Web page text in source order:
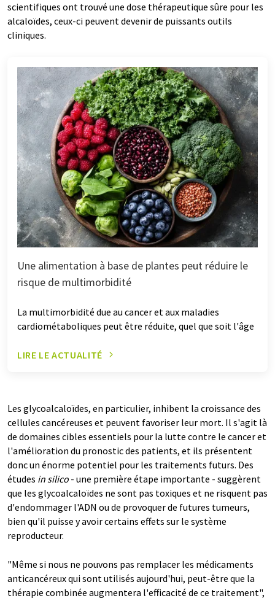
scientifiques ont trouvé une dose thérapeutique sûre pour les
alcaloïdes, ceux-ci peuvent devenir de puissants outils
cliniques.
Une alimentation à base de plantes peut réduire le
risque de multimorbidité
La multimorbidité due au cancer et aux maladies
cardiométaboliques peut être réduite, quel que soit l'âge
LIRE LE ACTUALITÉ
Les glycoalcaloïdes, en particulier, inhibent la croissance des
cellules cancéreuses et peuvent favoriser leur mort. Il s'agit là
de domaines cibles essentiels pour la lutte contre le cancer et
l'amélioration du pronostic des patients, et ils présentent
donc un énorme potentiel pour les traitements futurs. Des
études in silico - une première étape importante - suggèrent
que les glycoalcaloïdes ne sont pas toxiques et ne risquent pas
d'endommager l'ADN ou de provoquer de futures tumeurs,
bien qu'il puisse y avoir certains effets sur le système
reproducteur.
"Même si nous ne pouvons pas remplacer les médicaments
anticancéreux qui sont utilisés aujourd'hui, peut-être que la
thérapie combinée augmentera l'efficacité de ce traitement",